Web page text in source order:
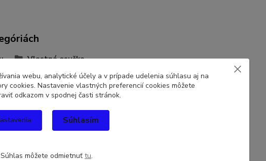
Vlastná osuška
webu, analytické účely a v prípade udelenia súhlasu aj na
cookies. Nastavenie vlastných preferencií cookies môžete
odkazom v spodnej časti stránok.
Súhlasím
Súhlas môžete odmietnuť tu.